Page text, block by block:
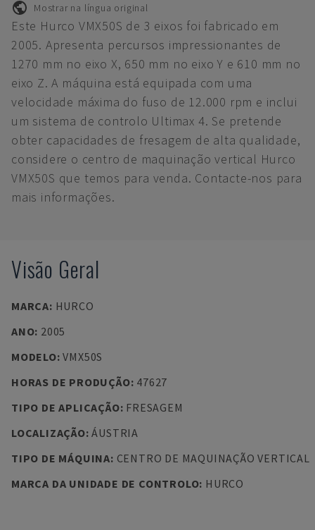
Mostrar na língua original
Este Hurco VMX50S de 3 eixos foi fabricado em
2005. Apresenta percursos impressionantes de
1270 mm no eixo X, 650 mm no eixo Y e 610 mm no
eixo Z. A máquina está equipada com uma
velocidade máxima do fuso de 12.000 rpm e inclui
um sistema de controlo Ultimax 4. Se pretende
obter capacidades de fresagem de alta qualidade,
considere o centro de maquinação vertical Hurco
VMX50S que temos para venda. Contacte-nos para
mais informações.
Visão Geral
MARCA: HURCO
ANO: 2005
MODELO:VMX50S
HORAS DE PRODUÇÃO: 47627
TIPO DE APLICAÇÃO: FRESAGEM
LOCALIZAÇÃO:ÁUSTRIA
TIPO DE MÁQUINA: CENTRO DE MAQUINAÇÃO VERTICAL
MARCA DA UNIDADE DE CONTROLO: HURCO